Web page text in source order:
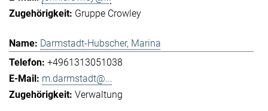
Gruppe Crowley
Darmstadt-Hubscher, Marina
+4961313051038
m.darmstadt@...
Verwaltung